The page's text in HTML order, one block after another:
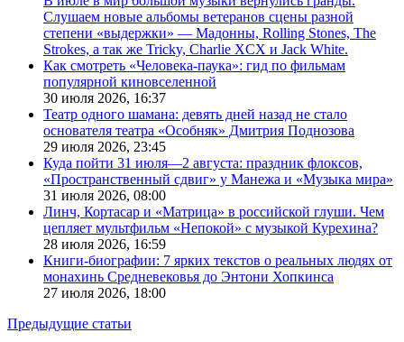
Слушаем новые альбомы ветеранов сцены разной
степени «выдержки» — Мадонны, Rolling Stones, The
Strokes, а так же Tricky, Charlie XCX и Jack White.
Как смотреть «Человека-паука»: гид по фильмам
популярной киновселенной
30 июля 2026, 16:37
Театр одного шамана: девять дней назад не стало
основателя театра «Особняк» Дмитрия Поднозова
29 июля 2026, 23:45
Куда пойти 31 июля—2 августа: праздник флоксов,
«Пространственный сдвиг» у Манежа и «Музыка мира»
31 июля 2026, 08:00
Линч, Кортасар и «Матрица» в российской глуши. Чем
цепляет мультфильм «Непокой» с музыкой Курехина?
28 июля 2026, 16:59
Книги-биографии: 7 ярких текстов о реальных людях от
монахинь Средневековья до Энтони Хопкинса
27 июля 2026, 18:00
Предыдущие статьи